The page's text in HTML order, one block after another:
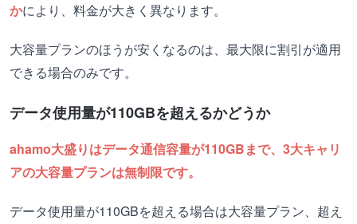
かにより、料金が大きく異なります。
大容量プランのほうが安くなるのは、最大限に割引が適用
できる場合のみです。
データ使用量が110GBを超えるかどうか
ahamo大盛りはデータ通信容量が110GBまで、3大キャリ
アの大容量プランは無制限です。
データ使用量が110GBを超える場合は大容量プラン、超え